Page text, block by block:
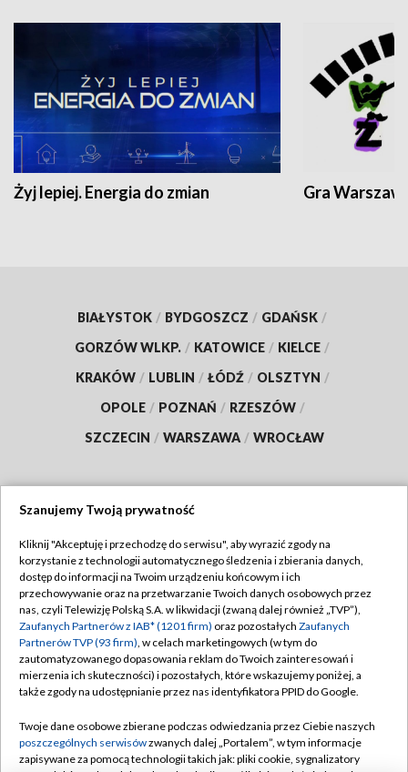
Żyj lepiej. Energia do zmian Gra
BIAŁYSTOK / BYDGOSZCZ / GDAŃSK /
GORZÓW WLKP. / KATOWICE / KIELCE /
KRAKÓW / LUBLIN / ŁÓDŹ / OLSZTYN /
OPOLE / POZNAŃ / RZESZÓW /
SZCZECIN / WARSZAWA / WROCŁAW
TVP
Abonament TVP
Emisja w TVP
Centrum informacji TVP
Naziemna Telewizja Cyfrowa
Rada Programowa
Regulamin TVP
Polityka prywatności
Moje zgody
Pomoc
Kontakt
Szanujemy Twoją prywatność
Kliknij "Akceptuję i przechodzę do serwisu", aby wyrazić zgody na
korzystanie z technologii automatycznego śledzenia i zbierania danych,
dostęp do informacji na Twoim urządzeniu końcowym i ich
przechowywanie oraz na przetwarzanie Twoich danych osobowych przez
nas, czyli Telewizję Polską S.A. w likwidacji (zwaną dalej również „TVP”),
Zaufanych Partnerów z IAB* (1201 firm) oraz pozostałych Zaufanych
Partnerów TVP (93 firm), w celach marketingowych (w tym do
zautomatyzowanego dopasowania reklam do Twoich zainteresowań i
mierzenia ich skuteczności) i pozostałych, które wskazujemy poniżej, a
także zgody na udostępnianie przez nas identyfikatora PPID do Google.
Twoje dane osobowe zbierane podczas odwiedzania przez Ciebie naszych
poszczególnych serwisówzwanych dalej „Portalem”, w tym informacje
zapisywane za pomocą technologii takich jak: pliki cookie, sygnalizatory